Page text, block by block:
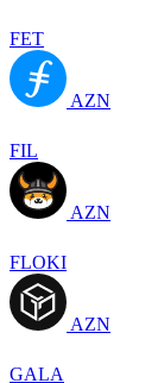
FET
AZN
FIL
AZN
FLOKI
AZN
GALA